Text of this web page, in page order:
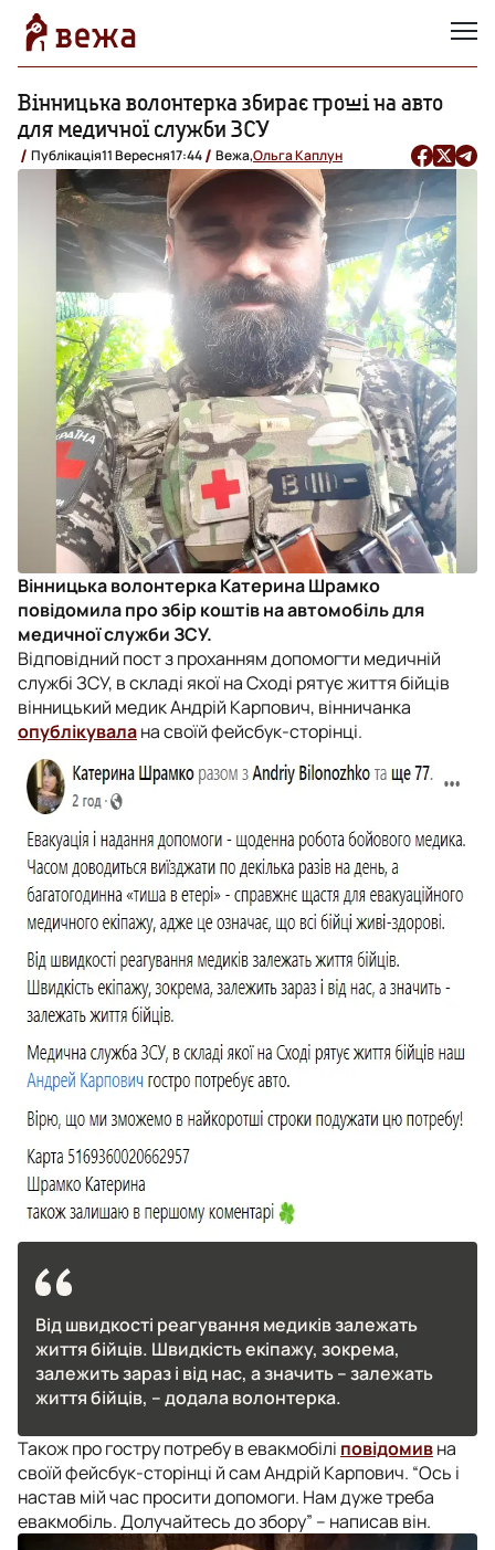
Вінницька волонтерка збирає гроші на авто
для медичної служби ЗСУ
Публікація11 Вересня17:44 Вежа,Ольга Каплун
Вінницька волонтерка Катерина Шрамко
повідомила про збір коштів на автомобіль для
медичної служби ЗСУ.
Відповідний пост з проханням допомогти медичній
службі ЗСУ, в складі якої на Сході рятує життя бійців
вінницький медик Андрій Карпович, вінничанка
опублікувалана своїй фейсбук-сторінці.
Від швидкості реагування медиків залежать
життя бійців. Швидкість екіпажу, зокрема,
залежить зараз і від нас, а значить – залежать
життя бійців, – додала волонтерка.
Також про гостру потребу в евакмобілі повідомивна
своїй фейсбук-сторінці й сам Андрій Карпович. “Ось і
настав мій час просити допомоги. Нам дуже треба
евакмобіль. Долучайтесь до збору” – написав він.